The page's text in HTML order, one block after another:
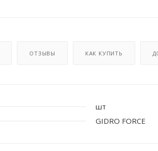
ОТЗЫВЫ КАК КУПИТЬ
шт
GIDRO FORCE